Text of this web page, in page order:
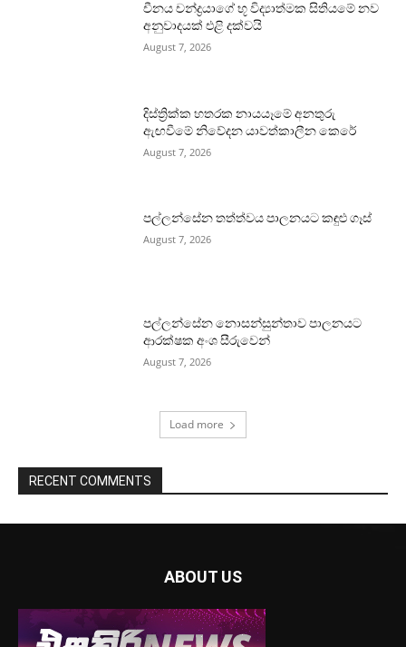
චීනය චන්ද්‍රයාගේ භූ විද්‍යාත්මක සිතියමේ නව
අනුවාදයක් එළි දක්වයි
August 7, 2026
දිස්ත්‍රික්ක හතරක නායයෑමේ අනතුරු
ඇඟවීමේ නිවේදන යාවත්කාලීන කෙරේ
August 7, 2026
පල්ලන්සේන තත්ත්වය පාලනයට කඳුළු ගෑස්
August 7, 2026
පල්ලන්සේන නොසන්සුන්තාව පාලනයට
ආරක්ෂක අංශ සීරුවෙන්
August 7, 2026
Load more
RECENT COMMENTS
ABOUT US